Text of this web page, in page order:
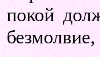
покой